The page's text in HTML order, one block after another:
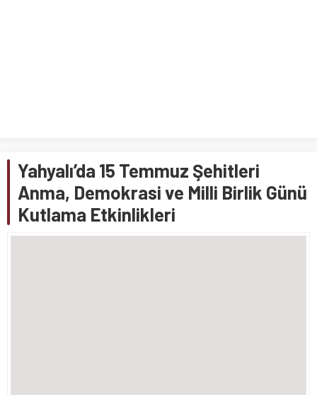
Yahyalı’da 15 Temmuz Şehitleri
Anma, Demokrasi ve Milli Birlik Günü
Kutlama Etkinlikleri